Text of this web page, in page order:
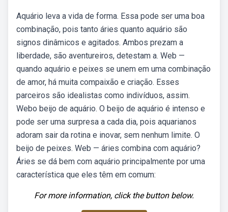
Aquário leva a vida de forma. Essa pode ser uma boa
combinação, pois tanto áries quanto aquário são
signos dinâmicos e agitados. Ambos prezam a
liberdade, são aventureiros, detestam a. Web —
quando aquário e peixes se unem em uma combinação
de amor, há muita compaixão e criação. Esses
parceiros são idealistas como indivíduos, assim.
Webo beijo de aquário. O beijo de aquário é intenso e
pode ser uma surpresa a cada dia, pois aquarianos
adoram sair da rotina e inovar, sem nenhum limite. O
beijo de peixes. Web — áries combina com aquário?
Áries se dá bem com aquário principalmente por uma
característica que eles têm em comum:
For more information, click the button below.